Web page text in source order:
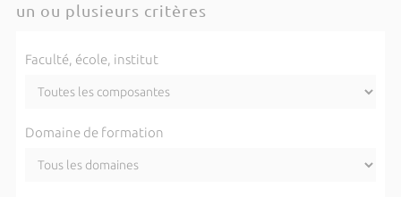
un ou plusieurs critères
Faculté, école, institut
Domaine de formation